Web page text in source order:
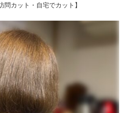
問カット・自宅でカット】